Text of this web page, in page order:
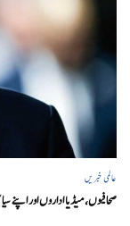
عالمی خبریں
صحافیوں، میڈیا اداروں اور اپنے